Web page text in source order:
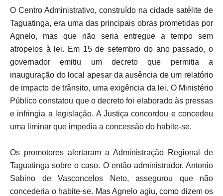
O Centro Administrativo, construído na cidade satélite de
Taguatinga, era uma das principais obras prometidas por
Agnelo, mas que não seria entregue a tempo sem
atropelos à lei. Em 15 de setembro do ano passado, o
governador emitiu um decreto que permitia a
inauguração do local apesar da ausência de um relatório
de impacto de trânsito, uma exigência da lei. O Ministério
Público constatou que o decreto foi elaborado às pressas
e infringia a legislação. A Justiça concordou e concedeu
uma liminar que impedia a concessão do habite-se.
Os promotores alertaram a Administração Regional de
Taguatinga sobre o caso. O então administrador, Antonio
Sabino de Vasconcelos Neto, assegurou que não
concederia o habite-se. Mas Agnelo agiu, como dizem os